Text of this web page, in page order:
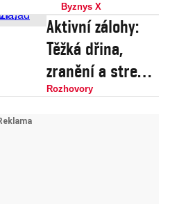
momentem
překvapení.
Jak se bránit
radí šéf
bezpečnosti z
Byznys X
Aktivní zálohy:
Těžká dřina,
zranění a stres.
Možnost
Rozhovory